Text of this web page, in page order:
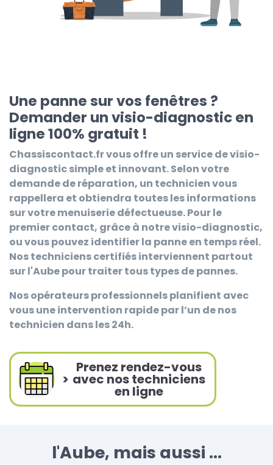
Une panne sur vos fenêtres ?
Demander un visio-diagnostic en
ligne 100% gratuit !
Chassiscontact.frvous offre un service de visio-
diagnostic simple et innovant. Selon votre
demande de réparation, un technicien vous
rappellera et obtiendra toutes les informations
sur votre menuiserie défectueuse. Pour le
premier contact, grâce à notre visio-diagnostic,
ou vous pouvez identifier la panne en temps réel.
Nos techniciens certifiés interviennent partout
sur l'Aube pour traiter tous types de pannes.
Nos opérateurs professionnels planifient avec
vous une intervention rapide par l’un de nos
technicien dans les 24h.
>
Prenez rendez-vous
avec nos techniciens
en ligne
l'Aube, mais aussi ...